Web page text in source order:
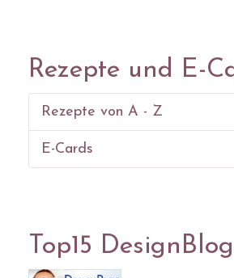
Rezepte und E-
Rezepte von A - Z
E-Cards
Top15